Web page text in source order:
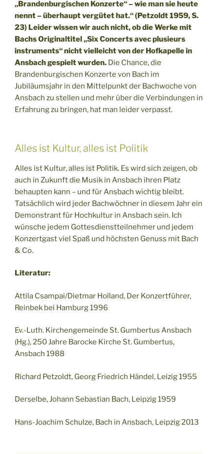
„Brandenburgischen Konzerte“ – wie man sie heute
nennt – überhaupt vergütet hat.“ (Petzoldt 1959, S.
23) Leider wissen wir auch nicht, ob die Werke mit
Bachs Originaltitel „Six Concerts avec plusieurs
instruments“ nicht vielleicht von der Hofkapelle in
Ansbach gespielt wurden. Die Chance, die
Brandenburgischen Konzerte von Bach im
Jubiläumsjahr in den Mittelpunkt der Bachwoche von
Ansbach zu stellen und mehr über die Verbindungen in
Erfahrung zu bringen, hat man leider verpasst.
Alles ist Kultur, alles ist Politik
Alles ist Kultur, alles ist Politik. Es wird sich zeigen, ob
auch in Zukunft die Musik in Ansbach ihren Platz
behaupten kann – und für Ansbach wichtig bleibt.
Tatsächlich wird jeder Bachwöchner in diesem Jahr ein
Demonstrant für Hochkultur in Ansbach sein. Ich
wünsche jedem Gottesdienstteilnehmer und jedem
Konzertgast viel Spaß und höchsten Genuss mit Bach
& Co.
Literatur:
Attila Csampai/Dietmar Holland, Der Konzertführer,
Reinbek bei Hamburg 1996
Ev.-Luth. Kirchengemeinde St. Gumbertus Ansbach
(Hg.), 250 Jahre Barocke Kirche St. Gumbertus,
Ansbach 1988
Richard Petzoldt, Georg Friedrich Händel, Leizig 1955
Derselbe, Johann Sebastian Bach, Leipzig 1959
Hans-Joachim Schulze, Bach in Ansbach, Leipzig 2013